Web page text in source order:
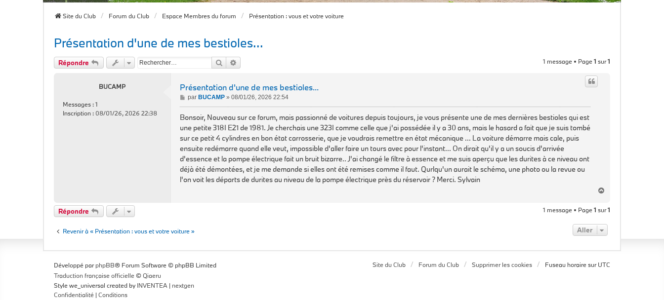
Site du Club Forum du Club Espace Membres du forum Présentation : vous et votre voiture
Présentation d'une de mes bestioles...
Répondre Rechercher 1 message • Page1 sur1
BUCAMP
Messages :1
Inscription : 08/01/26, 2026 22:38
Présentation d'une de mes bestioles...
M
e
a
g
e
par BUCAMP» 08/01/26, 2026 22:54
Bonsoir, Nouveau sur ce forum, mais passionné de voitures depuis toujours, je vous présente une de mes dernières bestioles qui est
une petite 318I E21 de 1981. Je cherchais une 323I comme celle que j'ai possédée il y a 30 ans, mais le hasard a fait que je suis tombé
sur ce petit 4 cylindres en bon état carrosserie, que je voudrais remettre en état mécanique ... La voiture démarre mais cale, puis
ensuite redémarre quand elle veut, impossible d'aller faire un tours avec pour l'instant... On dirait qu'il y a un soucis d'arrivée
d'essence et la pompe électrique fait un bruit bizarre.. J'ai changé le filtre à essence et me suis aperçu que les durites à ce niveau ont
déjà été démontées, et je me demande si elles ont été remises comme il faut. Qurlqu'un aurait le schéma, une photo ou la revue ou
l'on voit les départs de durites au niveau de la pompe électrique près du réservoir ? Merci. Sylvain
u
Répondre 1 message • Page1 sur1
Revenir à « Présentation : vous et votre voiture » Aller
Site du Club Forum du Club Supprimer les cookies Fuseau horaire surUTC
Développé parphpBB® Forum Software © phpBB Limited
Traduction française officielle ©Qiaeru
Style we_universal created byINVENTEA | nextgen
Confidentialité | Conditions